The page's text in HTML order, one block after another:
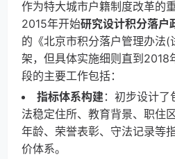
作为特大城市户籍制度改革的
2015年开始研究设计积分落户
的《北京市积分落户管理办法
架，但具体实施细则直到2018
段的主要工作包括：
指标体系构建：初步设计
法稳定住所、教育背景、职住
年龄、荣誉表彰、守法记录等
价体系。